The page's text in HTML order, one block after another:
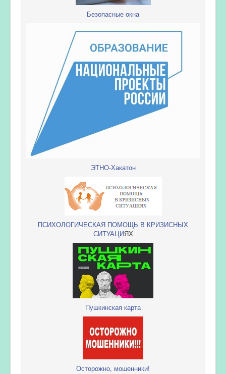
Безопасные окна
ЭТНО-Хакатон
ПСИХОЛОГИЧЕСКАЯ ПОМОЩЬ В КРИЗИСНЫХ
СИТУАЦИЯХ
Пушкинская карта
Осторожно, мошенники!